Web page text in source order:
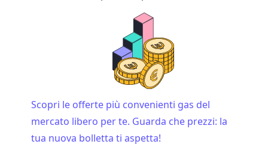
Scopri le offerte più convenienti gas del
mercato libero per te. Guarda che prezzi: la
tua nuova bolletta ti aspetta!